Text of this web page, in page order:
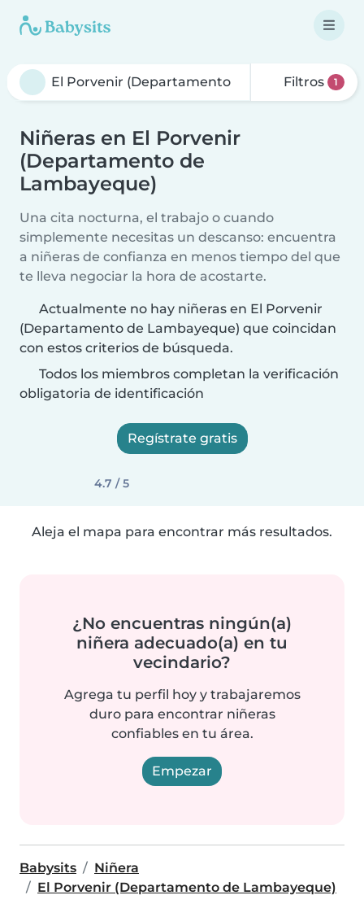
Filtros 1
Niñeras en El Porvenir
(Departamento de
Lambayeque)
Una cita nocturna, el trabajo o cuando
simplemente necesitas un descanso: encuentra
a niñeras de confianza en menos tiempo del que
te lleva negociar la hora de acostarte.
Actualmente no hay niñeras en El Porvenir
(Departamento de Lambayeque) que coincidan
con estos criterios de búsqueda.
Todos los miembros completan la verificación
obligatoria de identificación
Regístrate gratis
4.7 / 5
Aleja el mapa para encontrar más resultados.
¿No encuentras ningún(a)
niñera adecuado(a) en tu
vecindario?
Agrega tu perfil hoy y trabajaremos
duro para encontrar niñeras
confiables en tu área.
Empezar
Babysits
Niñera
El Porvenir (Departamento de Lambayeque)